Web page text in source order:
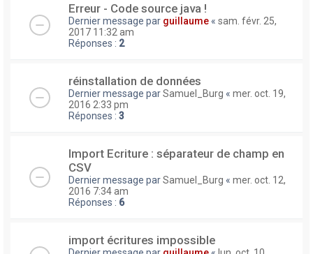
Erreur - Code source java !
Dernier message par guillaume « sam. févr. 25,
2017 11:32 am
Réponses : 2
réinstallation de données
Dernier message parSamuel_Burg « mer. oct. 19,
2016 2:33 pm
Réponses : 3
Import Ecriture : séparateur de champ en
CSV
Dernier message parSamuel_Burg « mer. oct. 12,
2016 7:34 am
Réponses : 6
import écritures impossible